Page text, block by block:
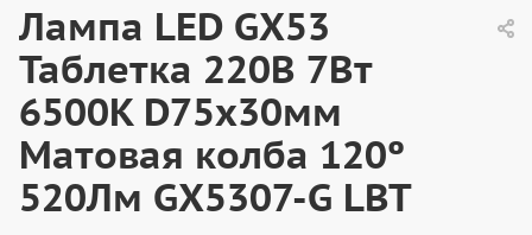
Лампа LED GX53
Таблетка 220В 7Вт
6500K D75х30мм
Матовая колба 120º
520Лм GX5307-G LBT